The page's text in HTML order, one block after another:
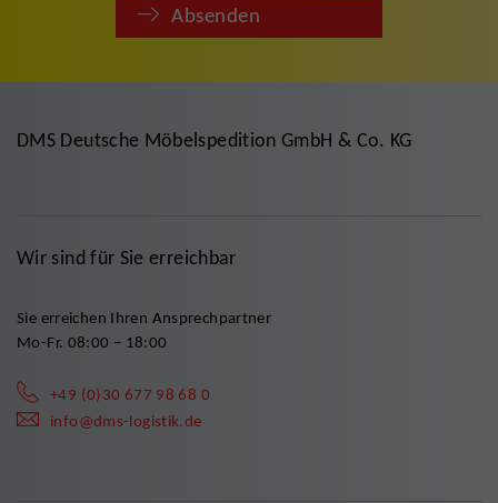
Absenden
DMS Deutsche Möbelspedition GmbH & Co. KG
Wir sind für Sie erreichbar
Sie erreichen Ihren Ansprechpartner
Mo-Fr. 08:00 – 18:00
+49 (0)30 677 98 68 0
info@dms-logistik.de